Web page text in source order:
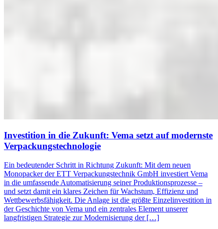
Investition in die Zukunft: Vema setzt auf modernste
Verpackungstechnologie
Ein bedeutender Schritt in Richtung Zukunft: Mit dem neuen
Monopacker der ETT Verpackungstechnik GmbH investiert Vema
in die umfassende Automatisierung seiner Produktionsprozesse –
und setzt damit ein klares Zeichen für Wachstum, Effizienz und
Wettbewerbsfähigkeit. Die Anlage ist die größte Einzelinvestition in
der Geschichte von Vema und ein zentrales Element unserer
langfristigen Strategie zur Modernisierung der […]